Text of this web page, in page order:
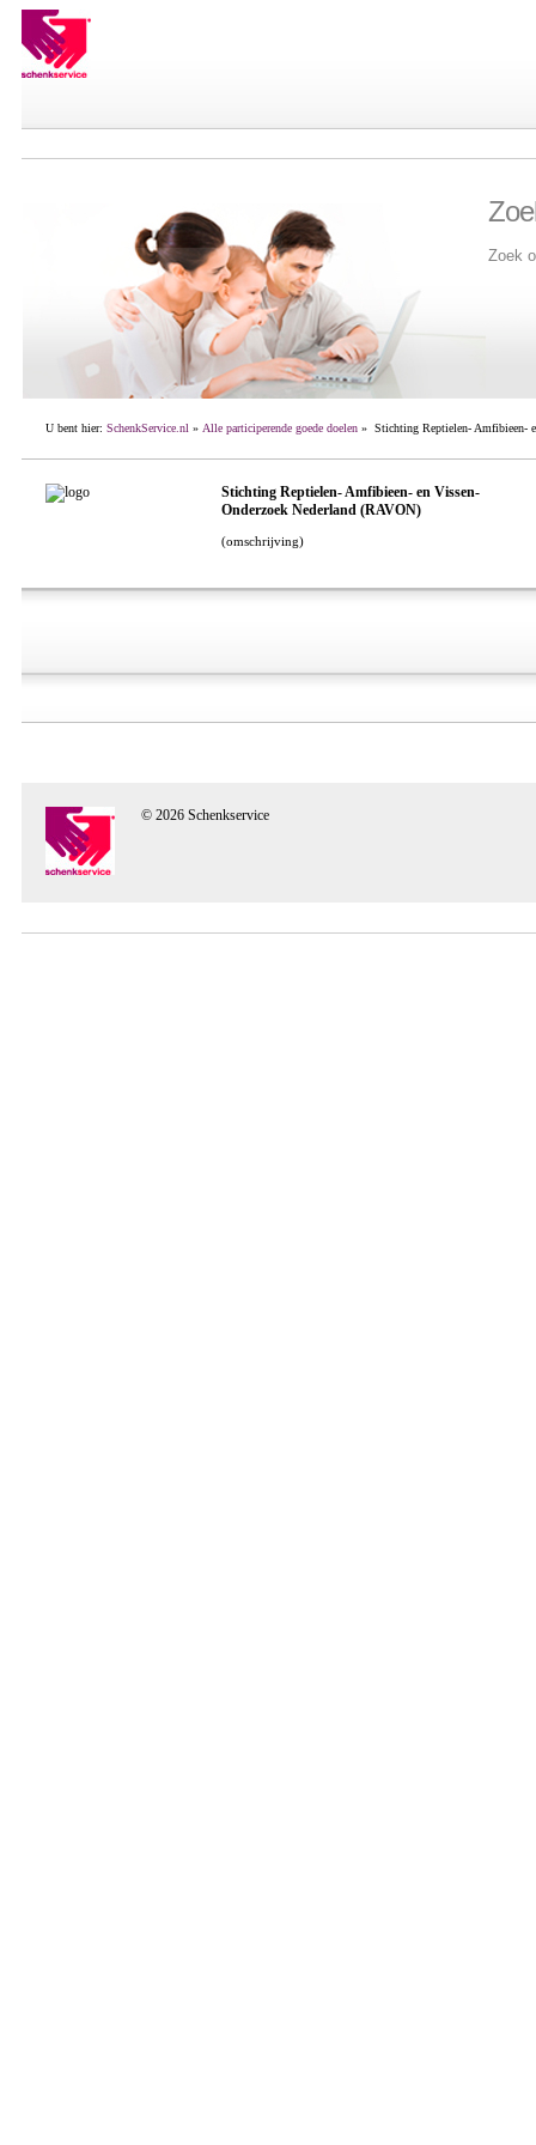
Zoek
U bent hier: SchenkService.nl » Alle participerende goede doelen» Stichting Reptielen- Amfibieen-
Stichting Reptielen- Amfibieen- en Vissen-
Onderzoek Nederland (RAVON)
(omschrijving)
© 2026 Schenkservice